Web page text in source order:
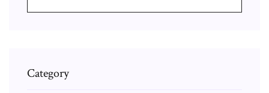
Category